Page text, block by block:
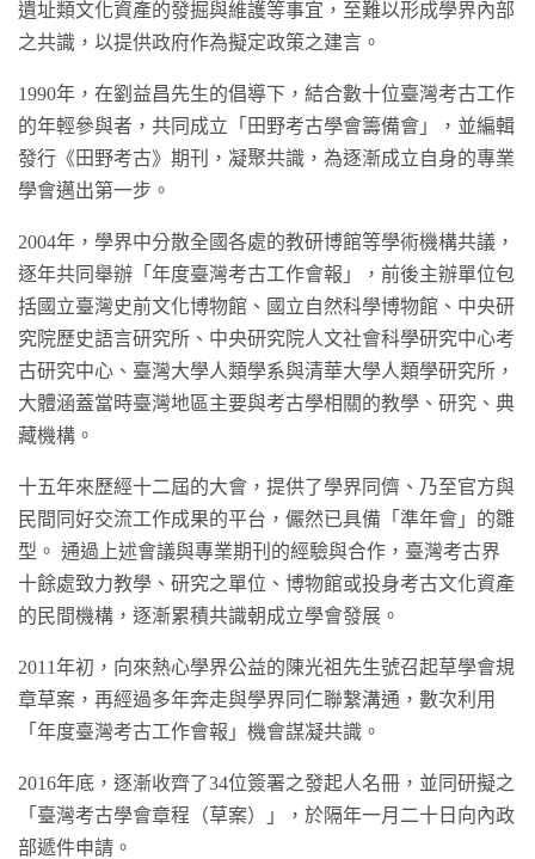
遺址類文化資產的發掘與維護等事宜，至難以形成學界內部
之共識，以提供政府作為擬定政策之建言。
1990年，在劉益昌先生的倡導下，結合數十位臺灣考古工作
的年輕參與者，共同成立「田野考古學會籌備會」，並編輯
發行《田野考古》期刊，凝聚共識，為逐漸成立自身的專業
學會邁出第一步。
2004年，學界中分散全國各處的教研博館等學術機構共議，
逐年共同舉辦「年度臺灣考古工作會報」，前後主辦單位包
括國立臺灣史前文化博物館、國立自然科學博物館、中央研
究院歷史語言研究所、中央研究院人文社會科學研究中心考
古研究中心、臺灣大學人類學系與清華大學人類學研究所，
大體涵蓋當時臺灣地區主要與考古學相關的教學、研究、典
藏機構。
十五年來歷經十二屆的大會，提供了學界同儕、乃至官方與
民間同好交流工作成果的平台，儼然已具備「準年會」的雛
型。 通過上述會議與專業期刊的經驗與合作，臺灣考古界
十餘處致力教學、研究之單位、博物館或投身考古文化資產
的民間機構，逐漸累積共識朝成立學會發展。
2011年初，向來熱心學界公益的陳光祖先生號召起草學會規
章草案，再經過多年奔走與學界同仁聯繫溝通，數次利用
「年度臺灣考古工作會報」機會謀凝共識。
2016年底，逐漸收齊了34位簽署之發起人名冊，並同研擬之
「臺灣考古學會章程（草案）」，於隔年一月二十日向內政
部遞件申請。